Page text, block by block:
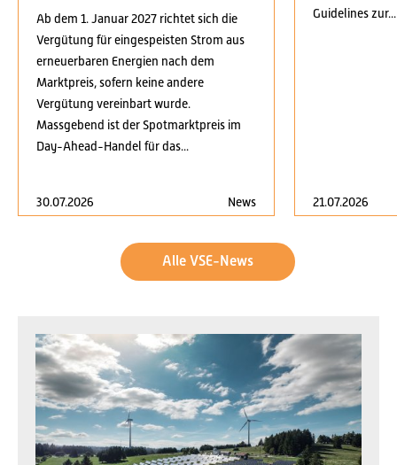
Ab dem 1. Januar 2027 richtet sich die
Vergütung für eingespeisten Strom aus
erneuerbaren Energien nach dem
Marktpreis, sofern keine andere
Vergütung vereinbart wurde.
Massgebend ist der Spotmarktpreis im
Day-Ahead-Handel für das...
30.07.2026 News
Guidelines zur...
21.07.2026
Alle VSE-News